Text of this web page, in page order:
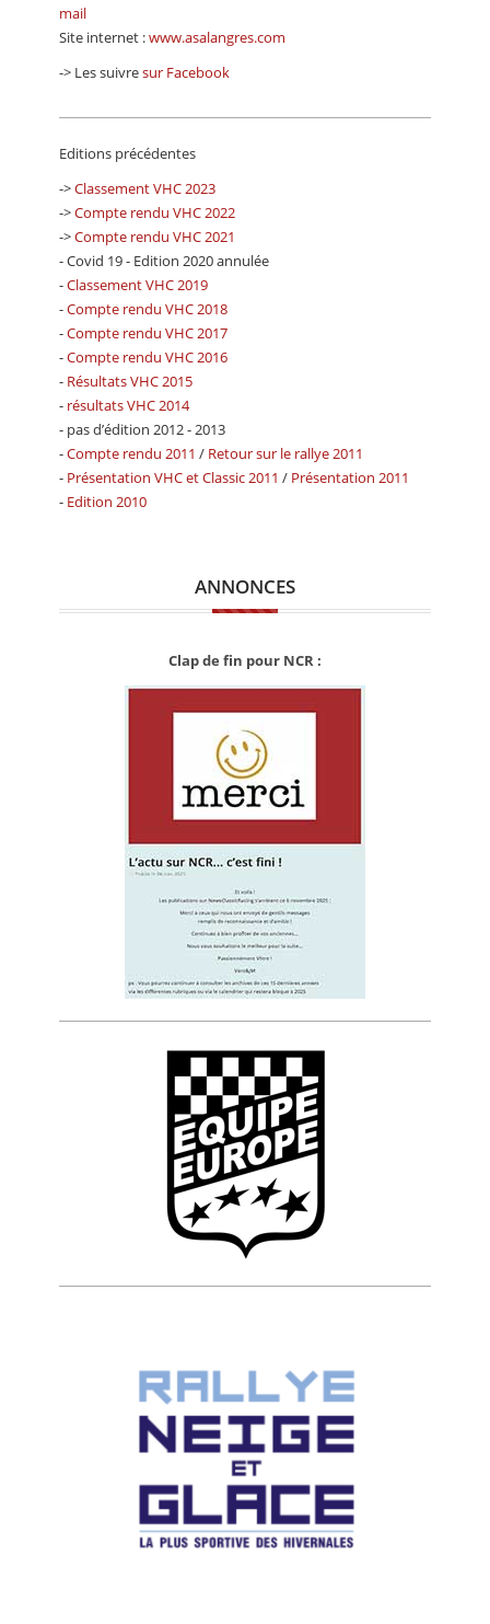
mail
Site internet :www.asalangres.com
-> Les suivresur Facebook
Editions précédentes
->Classement VHC 2023
->Compte rendu VHC 2022
->Compte rendu VHC 2021
- Covid 19 - Edition 2020 annulée
-Classement VHC 2019
-Compte rendu VHC 2018
-Compte rendu VHC 2017
-Compte rendu VHC 2016
- Résultats VHC 2015
- résultats VHC 2014
- pas d’édition 2012 - 2013
-Compte rendu 2011 / Retour sur le rallye 2011
- Présentation VHC et Classic 2011 / Présentation 2011
- Edition 2010
ANNONCES
Clap de fin pour NCR :